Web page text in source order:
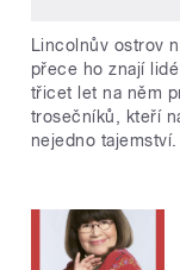
Lincolnův ostrov
přece ho znají
třicet let na něm
trosečníků, kteří
nejedno tajemství.